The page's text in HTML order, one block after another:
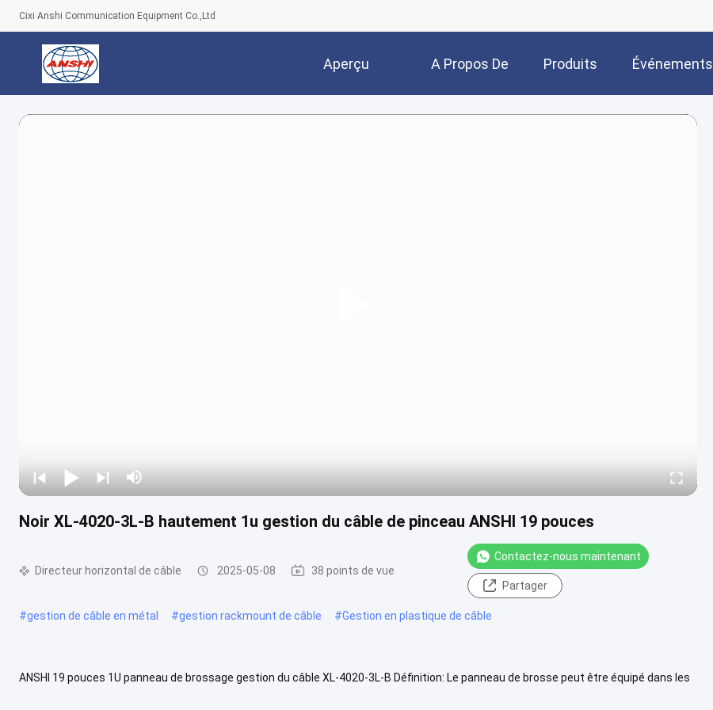
Cixi Anshi Communication Equipment Co.,Ltd
Aperçu A Propos De Produits Événements
Noir XL-4020-3L-B hautement 1u gestion du câble de pinceau ANSHI 19 pouces
Directeur horizontal de câble 2025-05-08 38 points de vue
Contactez-nous maintenant
Partager
#gestion de câble en métal #gestion rackmount de câble #Gestion en plastique de câble
ANSHI 19 pouces 1U panneau de brossage gestion du câble XL-4020-3L-B Définition: Le panneau de brosse peut être équipé dans les